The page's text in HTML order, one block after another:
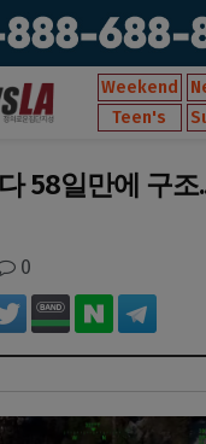
Weekend
Teen's
58일만에 구조
0